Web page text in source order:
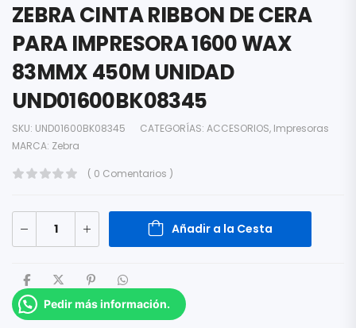
ZEBRA CINTA RIBBON DE CERA
PARA IMPRESORA 1600 WAX
83MMX 450M UNIDAD
UND01600BK08345
SKU: UND01600BK08345 CATEGORÍAS: ACCESORIOS, Impresoras
MARCA: Zebra
( 0 Comentarios )
Añadir a la Cesta
Pedir más información.